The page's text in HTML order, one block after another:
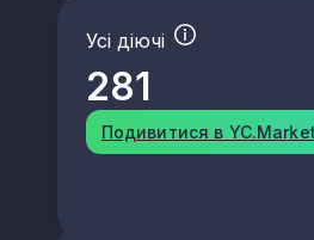
Усі діючі
281
Подивитися в YC.Market